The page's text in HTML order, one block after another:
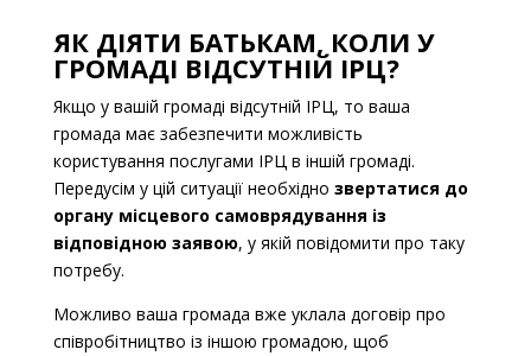
ЯК ДІЯТИ БАТЬКАМ, КОЛИ У
ГРОМАДІ ВІДСУТНІЙ ІРЦ?
Якщо у вашій громаді відсутній ІРЦ, то ваша
громада має забезпечити можливість
користування послугами ІРЦ в іншій громаді.
Передусім у цій ситуації необхідно звертатися до
органу місцевого самоврядування із
відповідною заявою, у якій повідомити про таку
потребу.
Можливо ваша громада вже уклала договір про
співробітництво із іншою громадою, щоб